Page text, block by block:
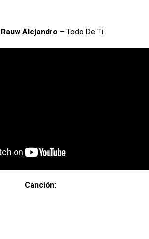
Rauw Alejandro – Todo De Ti
Canción: